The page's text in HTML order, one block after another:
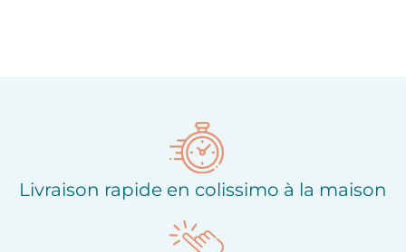
Livraison rapide en colissimo à la maison